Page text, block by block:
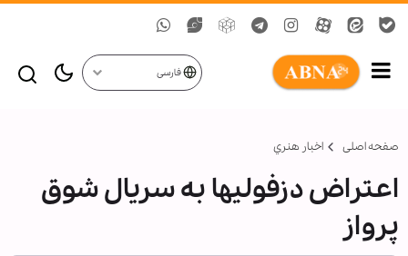
فارسی
صفحه اصلی اخبار هنري
اعتراض دزفولی‏ها به سریال شوق
پرواز